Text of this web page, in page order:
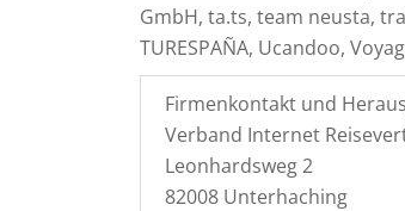
GmbH, ta.ts, team neusta,
TURESPAÑA, Ucandoo,
Firmenkontakt und
Verband Internet
Leonhardsweg 2
82008 Unterhaching